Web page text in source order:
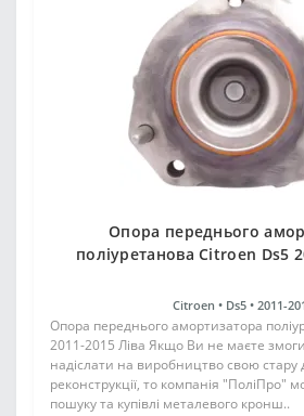
Опора переднього
поліуретанова Citroen Ds5
Citroen • Ds5 • 2011-
Опора переднього амортизатора
2011-2015 Ліва Якщо Ви не маєте
надіслати на виробництво свою стару
реконструкції, то компанія "ПоліПро"
пошуку та купівлі металевого кронш..